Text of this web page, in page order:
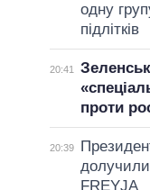
одну
підлітків
20:41
проти
20:39
FREYJA